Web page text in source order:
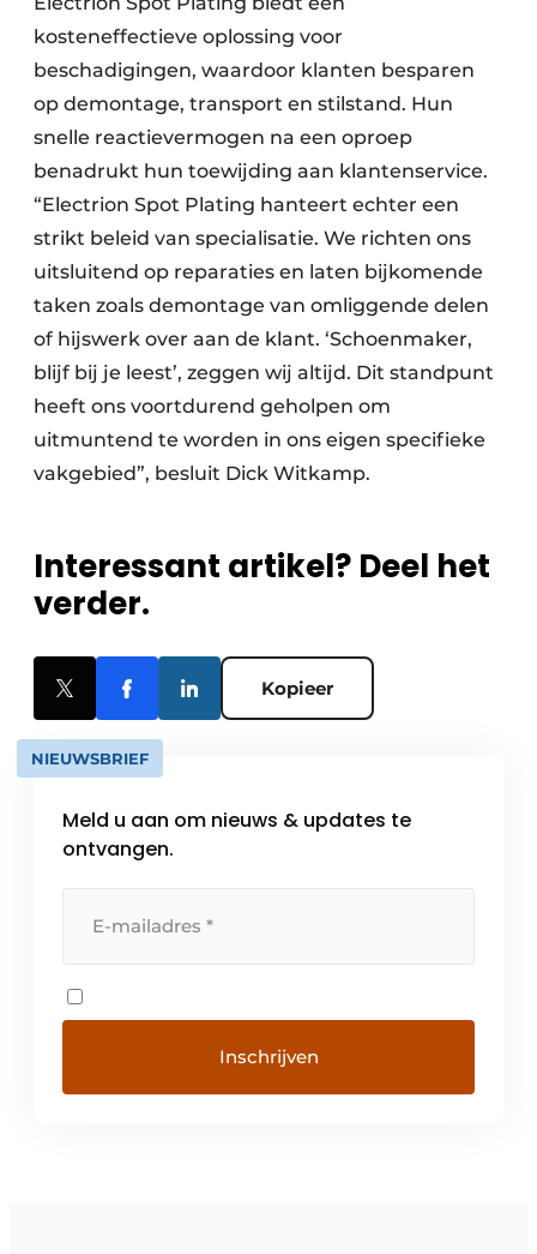
kosteneffectieve oplossing voor
beschadigingen, waardoor klanten besparen
op demontage, transport en stilstand. Hun
snelle reactievermogen na een oproep
benadrukt hun toewijding aan klantenservice.
“Electrion Spot Plating hanteert echter een
strikt beleid van specialisatie. We richten ons
uitsluitend op reparaties en laten bijkomende
taken zoals demontage van omliggende delen
of hijswerk over aan de klant. ‘Schoenmaker,
blijf bij je leest’, zeggen wij altijd. Dit standpunt
heeft ons voortdurend geholpen om
uitmuntend te worden in ons eigen specifieke
vakgebied”, besluit Dick Witkamp.
Interessant artikel? Deel het
verder.
Kopieer
NIEUWSBRIEF
Meld u aan om nieuws & updates te
ontvangen.